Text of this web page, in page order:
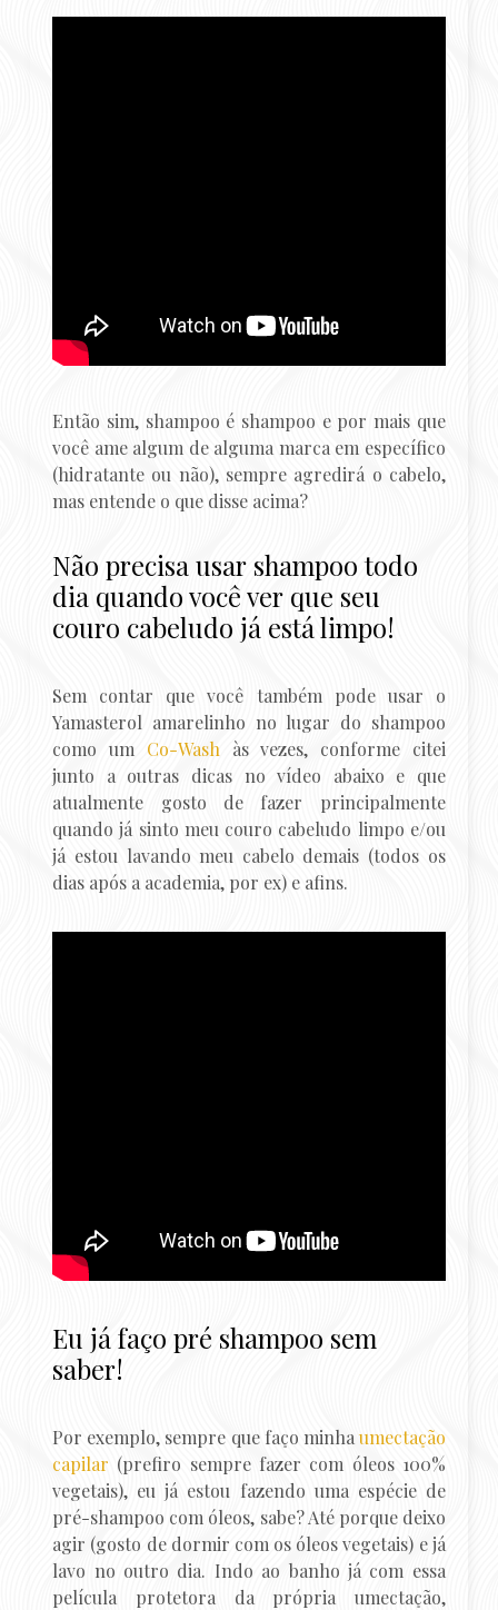
Então sim, shampoo é shampoo e por mais que
você ame algum de alguma marca em específico
(hidratante ou não), sempre agredirá o cabelo,
mas entende o que disse acima?
Não precisa usar shampoo todo
dia quando você ver que seu
couro cabeludo já está limpo!
Sem contar que você também pode usar o
Yamasterol amarelinho no lugar do shampoo
como um Co-Wash às vezes, conforme citei
junto a outras dicas no vídeo abaixo e que
atualmente gosto de fazer principalmente
quando já sinto meu couro cabeludo limpo e/ou
já estou lavando meu cabelo demais (todos os
dias após a academia, por ex) e afins.
Eu já faço pré shampoo sem
saber!
Por exemplo, sempre que faço minhaumectação
capilar (prefiro sempre fazer com óleos 100%
vegetais), eu já estou fazendo uma espécie de
pré-shampoo com óleos, sabe? Até porque deixo
agir (gosto de dormir com os óleos vegetais) e já
lavo no outro dia. Indo ao banho já com essa
película protetora da própria umectação,